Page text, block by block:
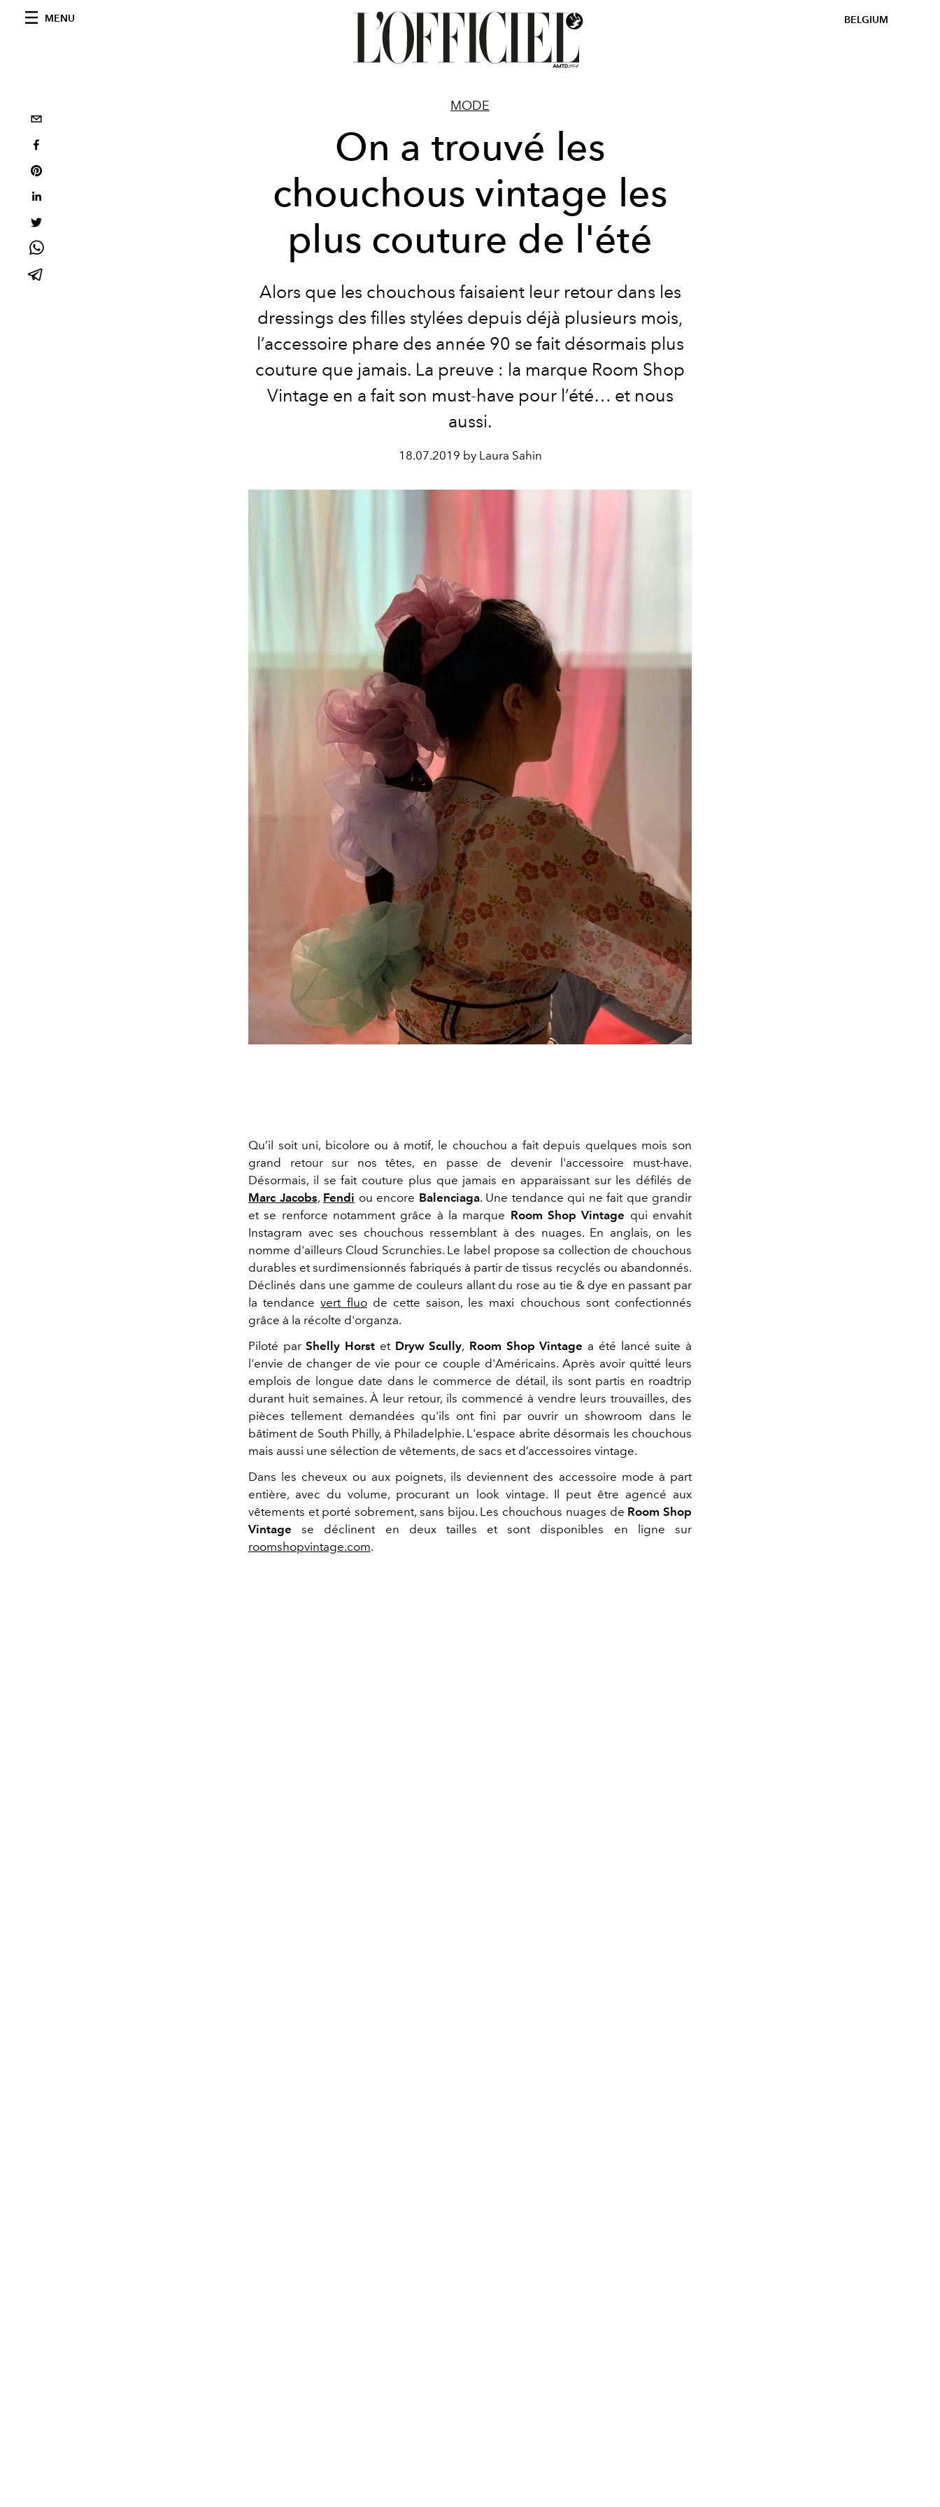
MENU BELGIUM
MODE
On a trouvé les
chouchous vintage les
plus couture de l'été
Alors que les chouchous faisaient leur retour dans les
dressings des filles stylées depuis déjà plusieurs mois,
l’accessoire phare des année 90 se fait désormais plus
couture que jamais. La preuve : la marque Room Shop
Vintage en a fait son must-have pour l’été… et nous
aussi.
18.07.2019 by Laura Sahin
Qu’il soit uni, bicolore ou à motif, le chouchou a fait depuis quelques mois son
grand retour sur nos têtes, en passe de devenir l'accessoire must-have.
Désormais, il se fait couture plus que jamais en apparaissant sur les défilés de
Marc Jacobs, Fendi ou encore Balenciaga. Une tendance qui ne fait que grandir
et se renforce notamment grâce à la marque Room Shop Vintage qui envahit
Instagram avec ses chouchous ressemblant à des nuages. En anglais, on les
nomme d'ailleurs Cloud Scrunchies. Le label propose sa collection de chouchous
durables et surdimensionnés fabriqués à partir de tissus recyclés ou abandonnés.
Déclinés dans une gamme de couleurs allant du rose au tie & dye en passant par
la tendancevert fluode cette saison, les maxi chouchous sont confectionnés
grâce à la récolte d'organza.
Piloté parShelly Horst et Dryw Scully, Room Shop Vintage a été lancé suite à
l'envie de changer de vie pour ce couple d'Américains. Après avoir quitté leurs
emplois de longue date dans le commerce de détail, ils sont partis en roadtrip
durant huit semaines. À leur retour, ils commencé à vendre leurs trouvailles, des
pièces tellement demandées qu'ils ont fini par ouvrir un showroom dans le
bâtiment de South Philly, à Philadelphie. L'espace abrite désormais les chouchous
mais aussi une sélection de vêtements, de sacs et d’accessoires vintage.
Dans les cheveux ou aux poignets, ils deviennent des accessoire mode à part
entière, avec du volume, procurant un look vintage. Il peut être agencé aux
vêtements et porté sobrement, sans bijou. Les chouchous nuages ​​de Room Shop
Vintage se déclinent en deux tailles et sont disponibles en ligne sur
roomshopvintage.com.